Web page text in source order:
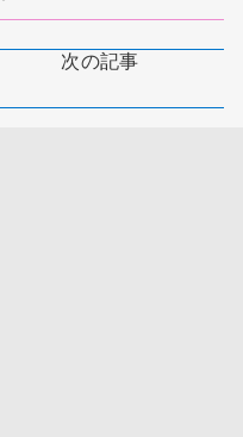
次の記事